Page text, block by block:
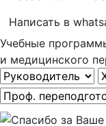
Написать в
Учебные
и медицинского